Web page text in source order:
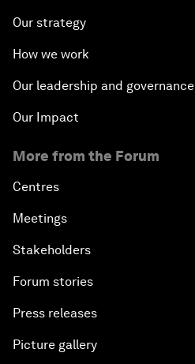
Our strategy
How we work
Our leadership and governance
Our Impact
More from the Forum
Centres
Meetings
Stakeholders
Forum stories
Press releases
Picture gallery